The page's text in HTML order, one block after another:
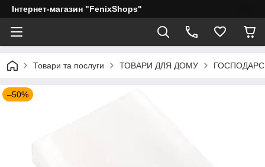
Інтернет-магазин "FenixShops"
Товари та послуги ТОВАРИ ДЛЯ ДОМУ
–50%